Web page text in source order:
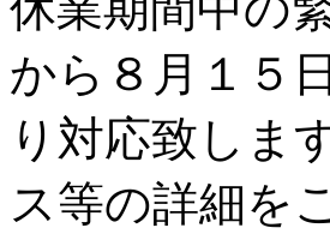
から８月１５
り対応致しま
ス等の詳細を